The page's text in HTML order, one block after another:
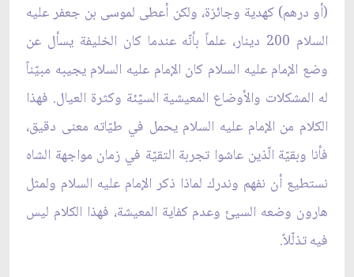
(أو درهم) كهدية وجائزة، ولكن أعطى لموسى بن جعفر عليه
السلام 200 دينار، علماً بأنّه عندما كان الخليفة يسأل عن
وضع الإمام عليه السلام كان الإمام عليه السلام يجيبه مبيّناً
له المشكلات والأوضاع المعيشية السيّئة وكثرة العيال. فهذا
الكلام من الإمام عليه السلام يحمل في طيّاته معنى دقيق،
فأنا وبقيّة الّذين عاشوا تجربة التقيّة في زمان مواجهة الشاه
نستطيع أن نفهم وندرك لماذا ذكر الإمام عليه السلام ولمثل
هارون وضعه السيئ وعدم كفاية المعيشة، فهذا الكلام ليس
فيه تذلّلاً.